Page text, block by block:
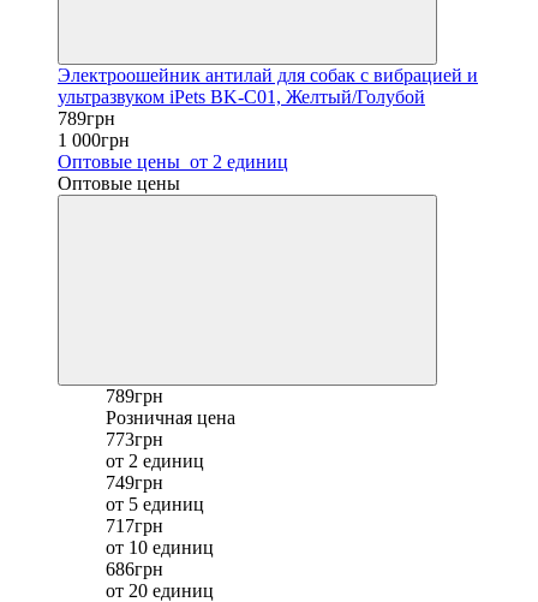
Электроошейник антилай для собак с вибрацией и
ультразвуком iPets BK-C01, Желтый/Голубой
789грн
1 000грн
Оптовые цены от 2 единиц
Оптовые цены
789грн
Розничная цена
773грн
от 2 единиц
749грн
от 5 единиц
717грн
от 10 единиц
686грн
от 20 единиц